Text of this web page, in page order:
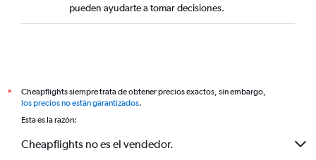
pueden ayudarte a tomar decisiones.
*
Cheapflights siempre trata de obtener precios exactos, sin embargo,
los precios no están garantizados.
Esta es la razón:
Cheapflights no es el vendedor.